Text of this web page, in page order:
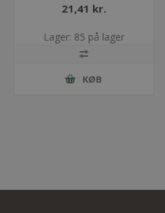
21,41 kr.
Lager: 85 på lager
KØB